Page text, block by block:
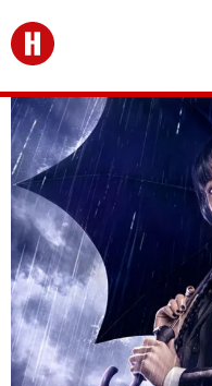
Перейти на главную